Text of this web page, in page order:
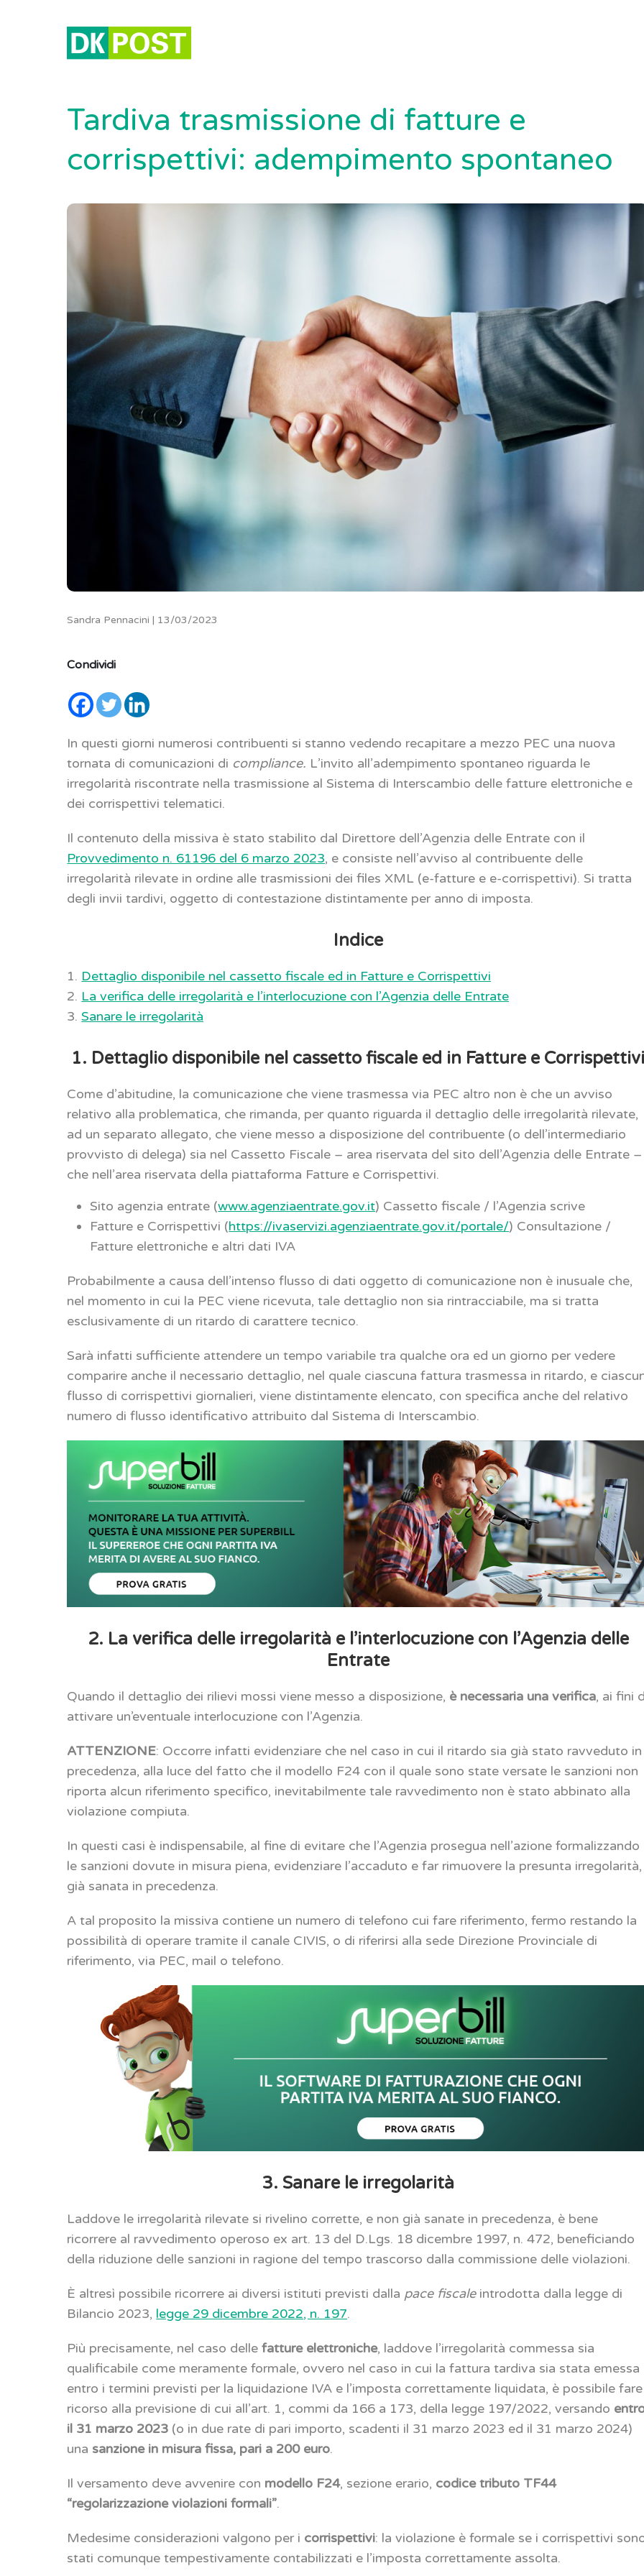
Tardiva trasmissione di fatture e
corrispettivi: adempimento spontaneo
Sandra Pennacini | 13/03/2023
Condividi
In questi giorni numerosi contribuenti si stanno vedendo recapitare a mezzo PEC una nuova
tornata di comunicazioni di compliance. L’invito all’adempimento spontaneo riguarda le
irregolarità riscontrate nella trasmissione al Sistema di Interscambio delle fatture elettroniche e
dei corrispettivi telematici.
Il contenuto della missiva è stato stabilito dal Direttore dell’Agenzia delle Entrate con il
Provvedimento n. 61196 del 6 marzo 2023, e consiste nell’avviso al contribuente delle
irregolarità rilevate in ordine alle trasmissioni dei files XML (e-fatture e e-corrispettivi). Si tratta
degli invii tardivi, oggetto di contestazione distintamente per anno di imposta.
Indice
1. Dettaglio disponibile nel cassetto fiscale ed in Fatture e Corrispettivi
2. La verifica delle irregolarità e l’interlocuzione con l’Agenzia delle Entrate
3.Sanare le irregolarità
1. Dettaglio disponibile nel cassetto fiscale ed in Fatture e
Come d’abitudine, la comunicazione che viene trasmessa via PEC altro non è che un avviso
relativo alla problematica, che rimanda, per quanto riguarda il dettaglio delle irregolarità rilevate,
ad un separato allegato, che viene messo a disposizione del contribuente (o dell’intermediario
provvisto di delega) sia nel Cassetto Fiscale – area riservata del sito dell’Agenzia delle Entrate –
che nell’area riservata della piattaforma Fatture e Corrispettivi.
Sito agenzia entrate (www.agenziaentrate.gov.it) Cassetto fiscale / l’Agenzia scrive
Fatture e Corrispettivi (https://ivaservizi.agenziaentrate.gov.it/portale/) Consultazione /
Fatture elettroniche e altri dati IVA
Probabilmente a causa dell’intenso flusso di dati oggetto di comunicazione non è inusuale che,
nel momento in cui la PEC viene ricevuta, tale dettaglio non sia rintracciabile, ma si tratta
esclusivamente di un ritardo di carattere tecnico.
Sarà infatti sufficiente attendere un tempo variabile tra qualche ora ed un giorno per vedere
comparire anche il necessario dettaglio, nel quale ciascuna fattura trasmessa in ritardo, e
flusso di corrispettivi giornalieri, viene distintamente elencato, con specifica anche del relativo
numero di flusso identificativo attribuito dal Sistema di Interscambio.
2. La verifica delle irregolarità e l’interlocuzione con l’Agenzia delle
Entrate
Quando il dettaglio dei rilievi mossi viene messo a disposizione, è necessaria una verifica, ai fini
attivare un’eventuale interlocuzione con l’Agenzia.
ATTENZIONE: Occorre infatti evidenziare che nel caso in cui il ritardo sia già stato ravveduto in
precedenza, alla luce del fatto che il modello F24 con il quale sono state versate le sanzioni non
riporta alcun riferimento specifico, inevitabilmente tale ravvedimento non è stato abbinato alla
violazione compiuta.
In questi casi è indispensabile, al fine di evitare che l’Agenzia prosegua nell’azione formalizzando
le sanzioni dovute in misura piena, evidenziare l’accaduto e far rimuovere la presunta irregolarità,
già sanata in precedenza.
A tal proposito la missiva contiene un numero di telefono cui fare riferimento, fermo restando la
possibilità di operare tramite il canale CIVIS, o di riferirsi alla sede Direzione Provinciale di
riferimento, via PEC, mail o telefono.
3. Sanare le irregolarità
Laddove le irregolarità rilevate si rivelino corrette, e non già sanate in precedenza, è bene
ricorrere al ravvedimento operoso ex art. 13 del D.Lgs. 18 dicembre 1997, n. 472, beneficiando
della riduzione delle sanzioni in ragione del tempo trascorso dalla commissione delle violazioni.
È altresì possibile ricorrere ai diversi istituti previsti dalla pace fiscaleintrodotta dalla legge di
Bilancio 2023, legge 29 dicembre 2022, n. 197.
Più precisamente, nel caso dellefatture elettroniche, laddove l’irregolarità commessa sia
qualificabile come meramente formale, ovvero nel caso in cui la fattura tardiva sia stata emessa
entro i termini previsti per la liquidazione IVA e l’imposta correttamente liquidata, è possibile fare
ricorso alla previsione di cui all’art. 1, commi da 166 a 173, della legge 197/2022, versando
il 31 marzo 2023 (o in due rate di pari importo, scadenti il 31 marzo 2023 ed il 31 marzo 2024)
una sanzione in misura fissa, pari a 200 euro.
Il versamento deve avvenire con modello F24, sezione erario, codice tributo TF44
“regolarizzazione violazioni formali”.
Medesime considerazioni valgono per i corrispettivi: la violazione è formale se i corrispettivi
stati comunque tempestivamente contabilizzati e l’imposta correttamente assolta.